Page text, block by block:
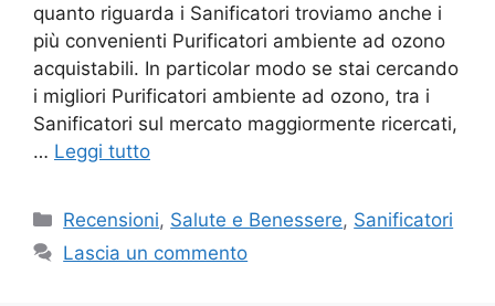
quanto riguarda i Sanificatori troviamo anche i
più convenienti Purificatori ambiente ad ozono
acquistabili. In particolar modo se stai cercando
i migliori Purificatori ambiente ad ozono, tra i
Sanificatori sul mercato maggiormente ricercati,
… Leggi tutto
Categorie
Recensioni, Salute e Benessere, Sanificatori
Lascia un commento